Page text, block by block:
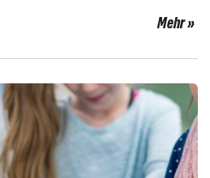
Mehr